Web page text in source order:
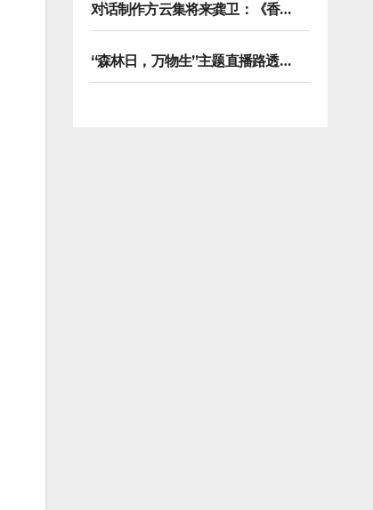
对话制作方云集将来龚卫：《香港请回答》缘何接连获国际传播大奖
“森林日，万物生”主题直播路透，8K纪录片《万物之生》今晚播出